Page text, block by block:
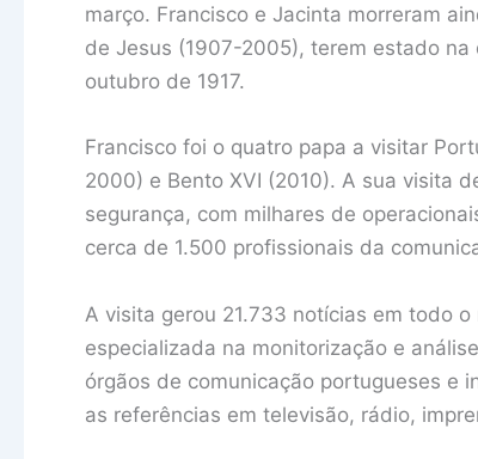
março. Francisco e Jacinta morreram
de Jesus (1907-2005), terem estado
outubro de 1917.
Francisco foi o quatro papa a visitar
2000) e Bento XVI (2010). A sua visita
segurança, com milhares de
cerca de 1.500 profissionais da
A visita gerou 21.733 notícias em todo
especializada na monitorização e
órgãos de comunicação portugueses e
as referências em televisão, rádio,